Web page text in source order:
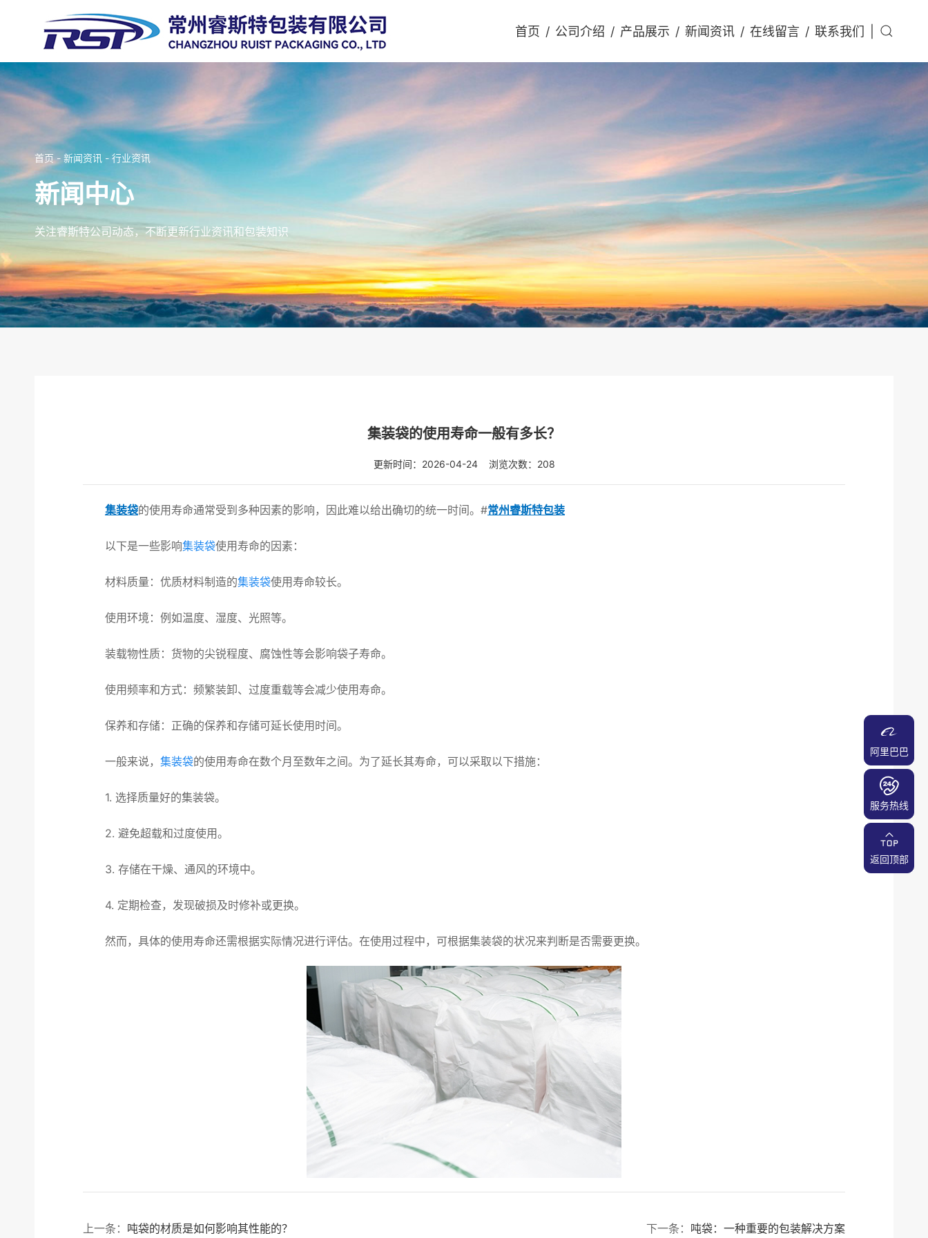
首页 / 公司介绍 / 产品展示 / 新闻资讯 / 在线留言 / 联系我们
首页- 新闻资讯 - 行业资讯
新闻中心
关注睿斯特公司动态，不断更新行业资讯和包装知识
集装袋的使用寿命一般有多长？
更新时间：2026-04-24 浏览次数：208
集装袋的使用寿命通常受到多种因素的影响，因此难以给出确切的统一时间。#常州睿斯特包装
以下是一些影响集装袋使用寿命的因素：
材料质量 ：优质材料制造的集装袋使用寿命较长。
使用环境：例如温度、湿度、光照等。
装载物性质：货物的尖锐程度、腐蚀性等会影响袋子寿命。
使用频率和方式：频繁装卸、过度重载等会减少使用寿命。
保养和存储：正确的保养和存储可延长使用时间。
一般来说， 集装袋的使用寿命在数个月至数年之间。为了延长其寿命，可以采取以下措施：
1. 选择质量好的集装袋。
2. 避免超载和过度使用。
3. 存储在干燥、通风的环境中。
4. 定期检查，发现破损及时修补或更换。
然而，具体的使用寿命还需根据实际情况进行评估。在使用过程中，可根据集装袋的状况来判断是否需要更换。
上一条： 吨袋的材质是如何影响其性能的？ 下一条： 吨袋：一种重要的包装解决方案
阿里巴巴
服务热线
返回顶部
返回顶部